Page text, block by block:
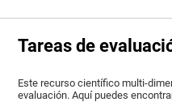
Tareas de
Este recurso científico multi-
evaluación. Aquí puedes